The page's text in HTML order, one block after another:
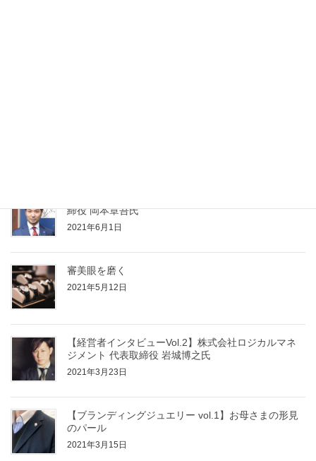
締役 岡本章吾氏
2021年6月1日
審美眼を磨く
2021年5月12日
【経営者インタビューVol.2】株式会社ロジカルマネ
ジメント 代表取締役 岩城博之氏
2021年3月23日
【ブランディングジュエリー vol.1】お母さまの形見
のパール
2021年3月15日